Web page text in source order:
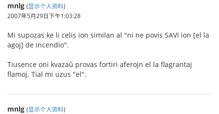
mnlg (显示个人资料)
2007年5月29日下午1:03:28
Mi supozas ke li celis ion similan al "ni ne povis SAVI ion [el la
agoj] de incendio".
Tiusence oni kvazaŭ provas fortiri aferojn el la flagrantaj
flamoj. Tial mi uzus "el".
mnlg (显示个人资料)